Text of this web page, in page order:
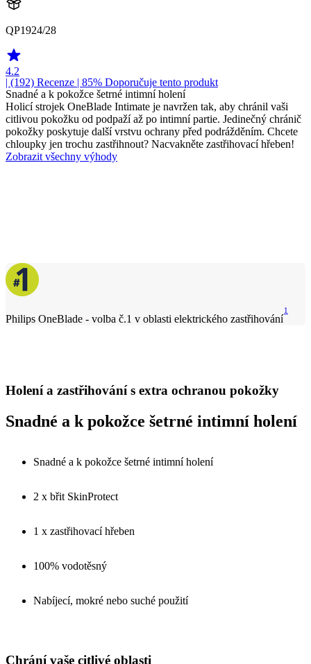
QP1924/28
4.2
| (192) Recenze | 85% Doporučuje tento produkt
Snadné a k pokožce šetrné intimní holení
Holicí strojek OneBlade Intimate je navržen tak, aby chránil vaši
citlivou pokožku od podpaží až po intimní partie. Jedinečný chránič
pokožky poskytuje další vrstvu ochrany před podrážděním. Chcete
chloupky jen trochu zastřihnout? Nacvakněte zastřihovací hřeben!
Zobrazit všechny výhody
Philips OneBlade - volba č.1 v oblasti elektrického zastřihování
1
Holení a zastřihování s extra ochranou pokožky
Snadné a k pokožce šetrné intimní holení
Snadné a k pokožce šetrné intimní holení
2 x břit SkinProtect
1 x zastřihovací hřeben
100% vodotěsný
Nabíjecí, mokré nebo suché použití
Chrání vaše citlivé oblasti